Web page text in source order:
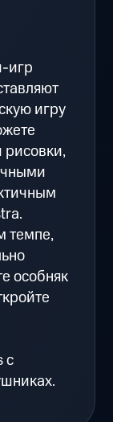
игр
игру
рисовки,
темпе,
особняк
с